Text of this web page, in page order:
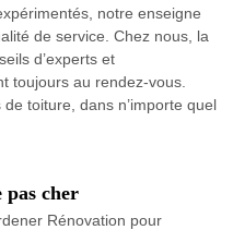
notre enseigne
de service. Chez nous, la
d’experts et
toujours au rendez-vous.
toiture, dans n’importe quel
pas cher
Rénovation pour